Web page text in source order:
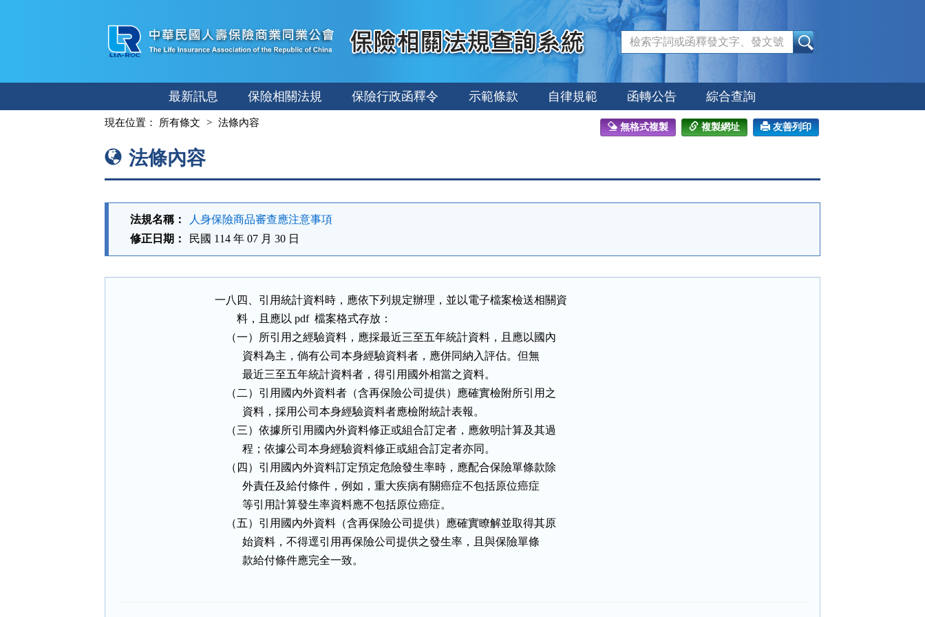
容
最新訊息 保險相關法規 保險行政函釋令 示範條款 自律規範 函轉公告 綜合查詢
現在位置： 所有條文 法條內容 無格式複製 複製網址 友善列印
法條內容
法規名稱：
人身保險商品審查應注意事項
修正日期：
民國 114 年 07 月 30 日
一八四、引用統計資料時，應依下列規定辦理，並以電子檔案檢送相關資
        料，且應以 pdf  檔案格式存放：
    （一）所引用之經驗資料，應採最近三至五年統計資料，且應以國內
          資料為主，倘有公司本身經驗資料者，應併同納入評估。但無
          最近三至五年統計資料者，得引用國外相當之資料。
    （二）引用國內外資料者（含再保險公司提供）應確實檢附所引用之
          資料，採用公司本身經驗資料者應檢附統計表報。
    （三）依據所引用國內外資料修正或組合訂定者，應敘明計算及其過
          程；依據公司本身經驗資料修正或組合訂定者亦同。
    （四）引用國內外資料訂定預定危險發生率時，應配合保險單條款除
          外責任及給付條件，例如，重大疾病有關癌症不包括原位癌症
          等引用計算發生率資料應不包括原位癌症。
    （五）引用國內外資料（含再保險公司提供）應確實瞭解並取得其原
          始資料，不得逕引用再保險公司提供之發生率，且與保險單條
          款給付條件應完全一致。